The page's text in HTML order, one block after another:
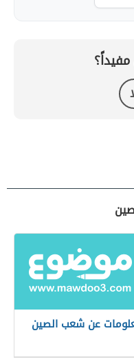
عن شعب الصين